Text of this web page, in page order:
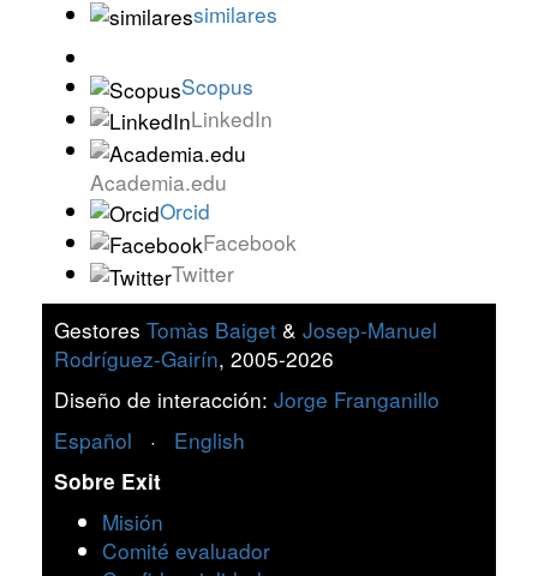
similares
Scopus
LinkedIn
Academia.edu
Orcid
Facebook
Twitter
Gestores Tomàs Baiget & Josep-Manuel
Rodríguez-Gairín, 2005-2026
Diseño de interacción: Jorge Franganillo
Español · English
Sobre Exit
Misión
Comité evaluador